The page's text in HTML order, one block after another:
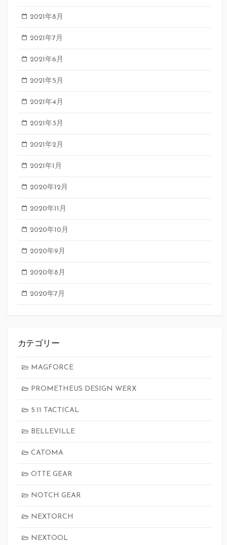
2021年8月
2021年7月
2021年6月
2021年5月
2021年4月
2021年3月
2021年2月
2021年1月
2020年12月
2020年11月
2020年10月
2020年9月
2020年8月
2020年7月
カテゴリー
MAGFORCE
PROMETHEUS DESIGN WERX
5.11 TACTICAL
BELLEVILLE
CATOMA
OTTE GEAR
NOTCH GEAR
NEXTORCH
NEXTOOL